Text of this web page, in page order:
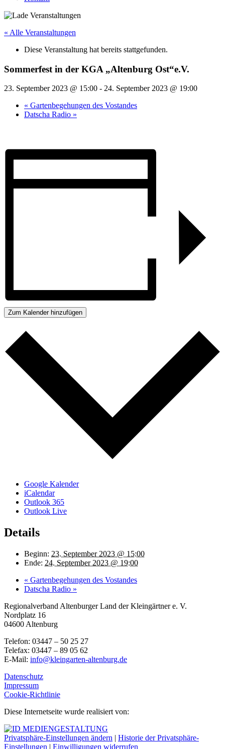
« Alle Veranstaltungen
Diese Veranstaltung hat bereits stattgefunden.
Sommerfest in der KGA „Altenburg Ost“e.V.
23. September 2023 @ 15:00 - 24. September 2023 @ 19:00
« Gartenbegehungen des Vostandes
Datscha Radio »
Zum Kalender hinzufügen
Google Kalender
iCalendar
Outlook 365
Outlook Live
Details
Beginn: 23. September 2023 @ 15:00
Ende: 24. September 2023 @ 19:00
« Gartenbegehungen des Vostandes
Datscha Radio »
Regionalverband Altenburger Land der Kleingärtner e. V.
Nordplatz 16
04600 Altenburg
Telefon: 03447 – 50 25 27
Telefax: 03447 – 89 05 62
E-Mail: info@kleingarten-altenburg.de
Datenschutz
Impressum
Cookie-Richtlinie
Diese Internetseite wurde realisiert von:
Privatsphäre-Einstellungen ändern | Historie der Privatsphäre-
Einstellungen | Einwilligungen widerrufen